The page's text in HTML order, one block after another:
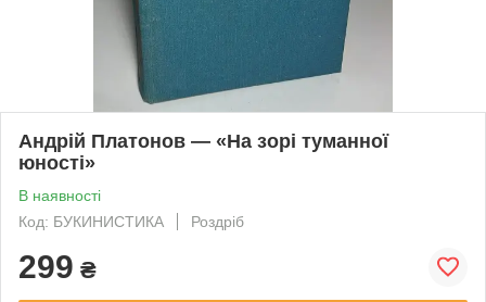
Андрій Платонов — «На зорі туманної
юності»
В наявності
Код: БУКИНИСТИКА
Роздріб
299 ₴